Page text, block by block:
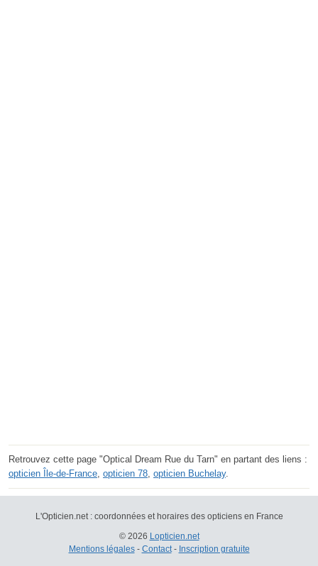
Retrouvez cette page "Optical Dream Rue du Tarn" en partant des liens :
opticien Île-de-France opticien 78 opticien Buchelay.
L'Opticien.net : coordonnées et horaires des opticiens en France
© 2026 Lopticien.net
Mentions légales- Contact- Inscription gratuite